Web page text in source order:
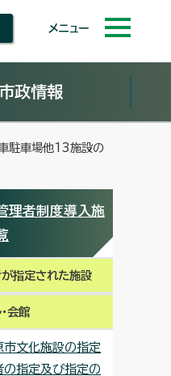
メニュー
市政情報
駐車場他13施設の
理者制度導入施
指定された施設
会館
市文化施設の指定
の指定及び指定の